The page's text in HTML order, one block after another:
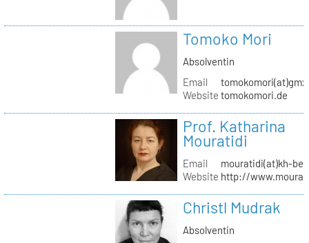
Tomoko Mori
Absolventin
Email
Website tomokomori.de
Prof. Katharina
Mouratidi
Email
mouratidi(at)kh-
Website http://
Christl Mudrak
Absolventin